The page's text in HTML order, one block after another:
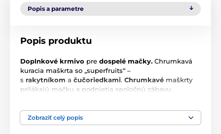
Popis a parametre
Popis produktu
Doplnkové krmivo pre dospelé mačky. Chrumkavá
kuracia maškrta so „superfruits“ –
s rakytníkom a čučoriedkami. Chrumkavé maškrty
prilákajú mačku a podnietia spoločnú zábavu.
Zobraziť celý popis